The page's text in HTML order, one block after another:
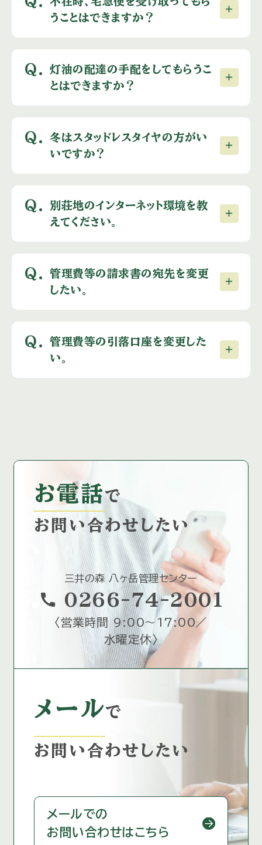
うことはできますか？
Q.
灯油の配達の手配をしてもらうこ
とはできますか？
Q.
冬はスタッドレスタイヤの方がい
いですか？
Q.
別荘地のインターネット環境を教
えてください。
Q.
管理費等の請求書の宛先を変更
したい。
Q.
管理費等の引落口座を変更した
い。
お電話で
お問い合わせしたい
三井の森 八ヶ岳管理センター
call 0266-74-2001
〈 営業時間 9:00～17:00／
水曜定休〉
メールで
お問い合わせしたい
メールでの
お問い合わせはこちら